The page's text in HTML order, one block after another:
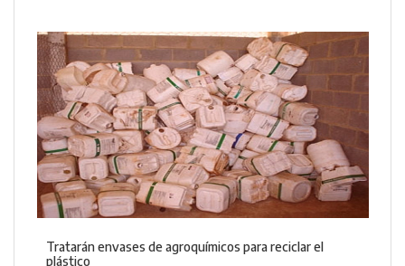
Tratarán envases de agroquímicos para reciclar el
plástico